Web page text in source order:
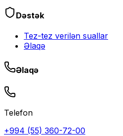
Dəstək
Tez-tez verilən suallar
Əlaqə
Əlaqə
Telefon
+994 (55) 360-72-00